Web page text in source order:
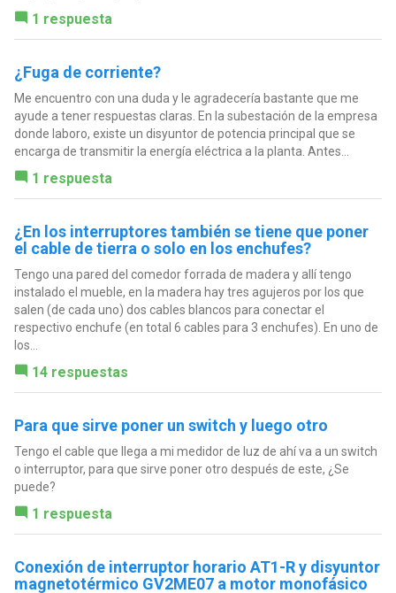
1 respuesta
¿Fuga de corriente?
Me encuentro con una duda y le agradecería bastante que me
ayude a tener respuestas claras. En la subestación de la empresa
donde laboro, existe un disyuntor de potencia principal que se
encarga de transmitir la energía eléctrica a la planta. Antes...
1 respuesta
¿En los interruptores también se tiene que poner
el cable de tierra o solo en los enchufes?
Tengo una pared del comedor forrada de madera y allí tengo
instalado el mueble, en la madera hay tres agujeros por los que
salen (de cada uno) dos cables blancos para conectar el
respectivo enchufe (en total 6 cables para 3 enchufes). En uno de
los...
14 respuestas
Para que sirve poner un switch y luego otro
Tengo el cable que llega a mi medidor de luz de ahí va a un switch
o interruptor, para que sirve poner otro después de este, ¿Se
puede?
1 respuesta
Conexión de interruptor horario AT1-R y disyuntor
magnetotérmico GV2ME07 a motor monofásico